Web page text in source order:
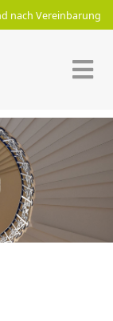
nach Vereinbarung